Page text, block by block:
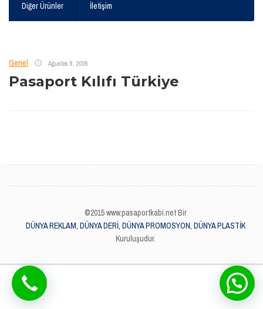
Diğer Ürünler İletişim
Genel Ağustos 8, 2026
Pasaport Kılıfı Türkiye
©2015 www.pasaportkabi.net Bir
DÜNYA REKLAM, DÜNYA DERİ, DÜNYA PROMOSYON, DÜNYA PLASTİK
Kuruluşudur.